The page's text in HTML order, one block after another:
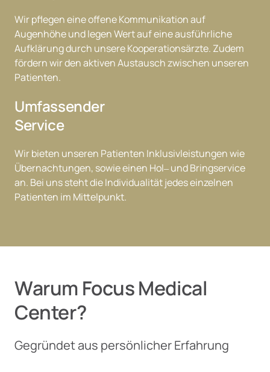
Wir pflegen eine offene Kommunikation
Augenhöhe und legen Wert auf eine
Aufklärung durch unsere Kooperationsärzte.
fördern wir den aktiven Austausch zwischen
Patienten.
Umfassender
Service
Wir bieten unseren Patienten Inklusivleistungen
Übernachtungen, sowie einen Hol‒und
an. Bei uns steht die Individualität jedes
Patienten im Mittelpunkt.
Warum Focus Medical
Center?
Gegründet aus persönlicher Erfahrung